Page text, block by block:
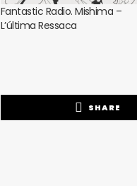
Fantastic Radio. Mishima –
L’última Ressaca
SHARE